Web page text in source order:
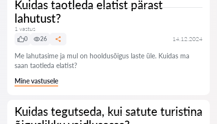
Kuidas taotleda elatist pärast
lahutust?
1 vastus
0
26 14.12.2024
Me lahutasime ja mul on hooldusõigus laste üle. Kuidas ma
saan taotleda elatist?
Mine vastusele
Kuidas tegutseda, kui satute turistina